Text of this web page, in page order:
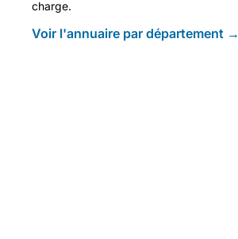
charge.
Voir l'annuaire par département →